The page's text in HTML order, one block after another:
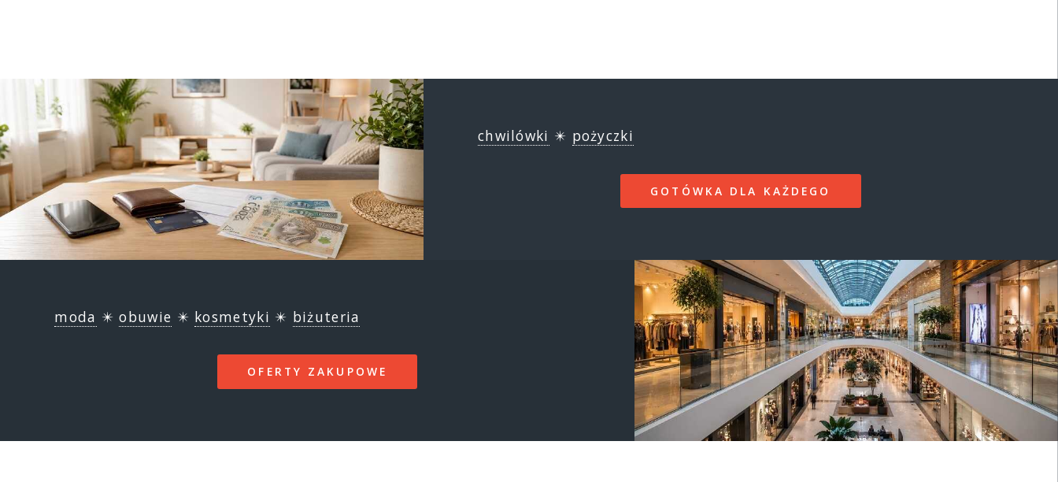
chwilówki ✴️ pożyczki
GOTÓWKA DLA KAŻDEGO
moda ✴️obuwie ✴️ kosmetyki ✴️ biżuteria
OFERTY ZAKUPOWE